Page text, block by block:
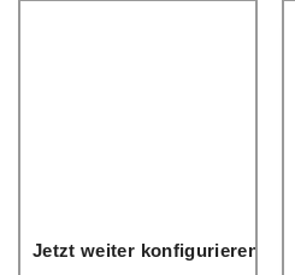
Jetzt weiter konfigurieren